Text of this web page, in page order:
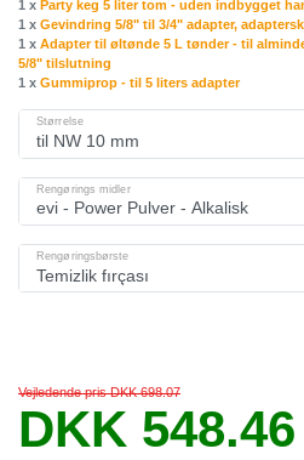
1 x Party keg 5 liter tom - uden indbygget
1 x Gevindring 5/8" til 3/4" adapter,
1 x Adapter til øltønde 5 L tønder - til
5/8" tilslutning
1 x Gummiprop - til 5 liters adapter
Størrelse
Rengørings midler
Rengøringsbørste
Vejledende pris DKK 698.07
DKK 548.46